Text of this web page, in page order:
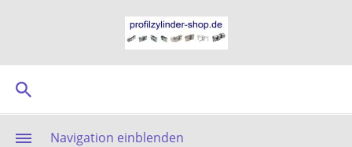
Navigation einblenden